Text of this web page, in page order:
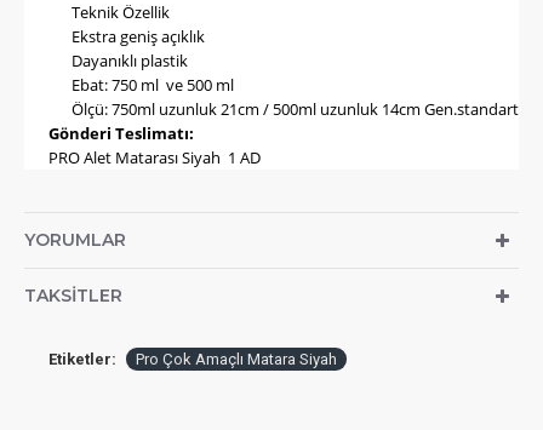
Teknik Özellik
Ekstrageniş açıklık
Dayanıklı plastik
Ebat: 750 ml ve 500 ml
Ölçü: 750ml uzunluk 21cm / 500ml uzunluk 14cm Gen.standart
Gönderi Teslimatı:
PRO Alet Matarası Siyah 1 AD
YORUMLAR
TAKSITLER
Etiketler: Pro Çok Amaçlı Matara Siyah